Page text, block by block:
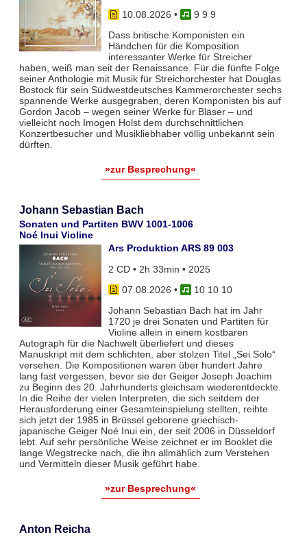
10.08.2026 •
9 9 9
Dass britische Komponisten ein
Händchen für die Komposition
interessanter Werke für Streicher
haben, weiß man seit der Renaissance. Für die fünfte Folge
seiner Anthologie mit Musik für Streichorchester hat Douglas
Bostock für sein Südwestdeutsches Kammerorchester sechs
spannende Werke ausgegraben, deren Komponisten bis auf
Gordon Jacob – wegen seiner Werke für Bläser – und
vielleicht noch Imogen Holst dem durchschnittlichen
Konzertbesucher und Musikliebhaber völlig unbekannt sein
dürften.
»zur Besprechung«
Johann Sebastian Bach
Sonaten und Partiten BWV 1001-1006
Noé Inui Violine
Ars Produktion ARS 89 003
2 CD • 2h 33min • 2025
07.08.2026 •
10 10 10
Johann Sebastian Bach hat im Jahr
1720 je drei Sonaten und Partiten für
Violine allein in einem kostbaren
Autograph für die Nachwelt überliefert und dieses
Manuskript mit dem schlichten, aber stolzen Titel „Sei Solo“
versehen. Die Kompositionen waren über hundert Jahre
lang fast vergessen, bevor sie der Geiger Joseph Joachim
zu Beginn des 20. Jahrhunderts gleichsam wiederentdeckte.
In die Reihe der vielen Interpreten, die sich seitdem der
Herausforderung einer Gesamteinspielung stellten, reihte
sich jetzt der 1985 in Brüssel geborene griechisch-
japanische Geiger Noé Inui ein, der seit 2006 in Düsseldorf
lebt. Auf sehr persönliche Weise zeichnet er im Booklet die
lange Wegstrecke nach, die ihn allmählich zum Verstehen
und Vermitteln dieser Musik geführt habe.
»zur Besprechung«
Anton Reicha